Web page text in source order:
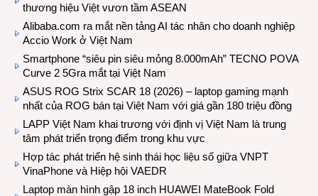
thương hiệu Việt vươn tầm ASEAN
Alibaba.com ra mắt nền tảng AI tác nhân cho doanh nghiệp
Accio Work ở Việt Nam
Smartphone “siêu pin siêu mỏng 8.000mAh” TECNO POVA
Curve 2 5Gra mắt tại Việt Nam
ASUS ROG Strix SCAR 18 (2026) – laptop gaming mạnh
nhất của ROG bán tại Việt Nam với giá gần 180 triệu đồng
LAPP Việt Nam khai trương với định vị Việt Nam là trung
tâm phát triển trọng điểm trong khu vực
Hợp tác phát triển hệ sinh thái học liệu số giữa VNPT
VinaPhone và Hiệp hội VAEDR
Laptop màn hình gập 18 inch HUAWEI MateBook Fold